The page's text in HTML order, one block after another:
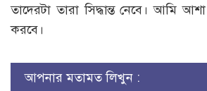
তাদেরটা তারা সিদ্ধান্ত নেবে। আমি
করবে।
আপনার মতামত লিখুন :